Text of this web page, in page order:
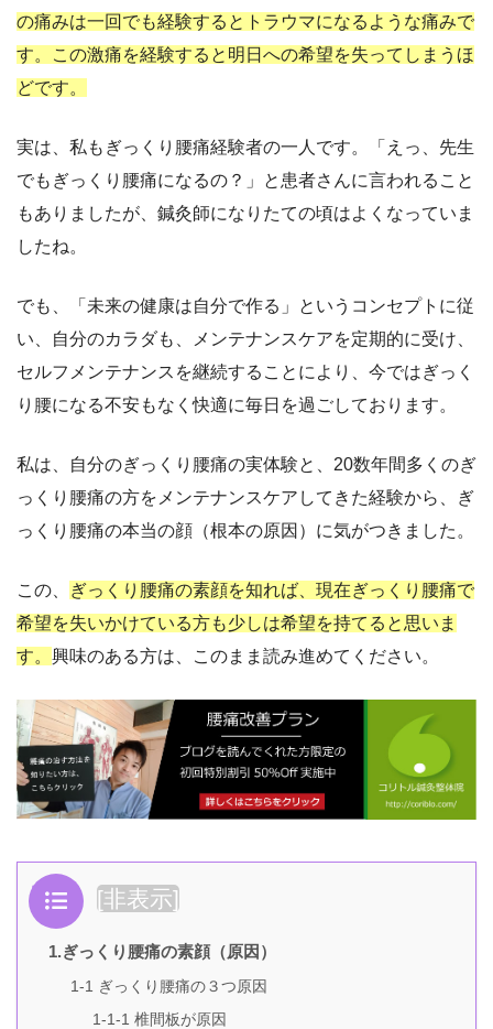
の痛みは一回でも経験するとトラウマになるような痛みで
す。この激痛を経験すると明日への希望を失ってしまうほ
どです。
実は、私もぎっくり腰痛経験者の一人です。「えっ、先生
でもぎっくり腰痛になるの？」と患者さんに言われること
もありましたが、鍼灸師になりたての頃はよくなっていま
したね。
でも、「未来の健康は自分で作る」というコンセプトに従
い、自分のカラダも、メンテナンスケアを定期的に受け、
セルフメンテナンスを継続することにより、今ではぎっく
り腰になる不安もなく快適に毎日を過ごしております。
私は、自分のぎっくり腰痛の実体験と、20数年間多くのぎ
っくり腰痛の方をメンテナンスケアしてきた経験から、ぎ
っくり腰痛の本当の顔（根本の原因）に気がつきました。
この、
ぎっくり腰痛の素顔を知れば、現在ぎっくり腰痛で
希望を失いかけている方も少しは希望を持てると思いま
す。 興味のある方は、このまま読み進めてください。
目次 [非表示]
1.ぎっくり腰痛の素顔（原因）
1-1 ぎっくり腰痛の３つ原因
1-1-1 椎間板が原因